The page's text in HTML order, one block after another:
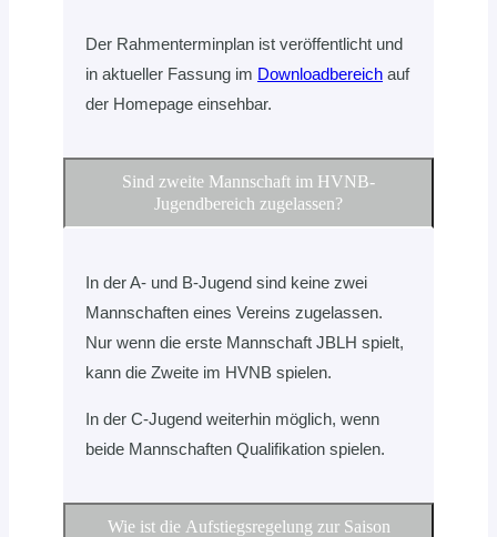
Der Rahmenterminplan ist veröffentlicht und
in aktueller Fassung im Downloadbereich auf
der Homepage einsehbar.
Sind zweite Mannschaft im HVNB-
Jugendbereich zugelassen?
In der A- und B-Jugend sind keine zwei
Mannschaften eines Vereins zugelassen.
Nur wenn die erste Mannschaft JBLH spielt,
kann die Zweite im HVNB spielen.
In der C-Jugend weiterhin möglich, wenn
beide Mannschaften Qualifikation spielen.
Wie ist die Aufstiegsregelung zur Saison